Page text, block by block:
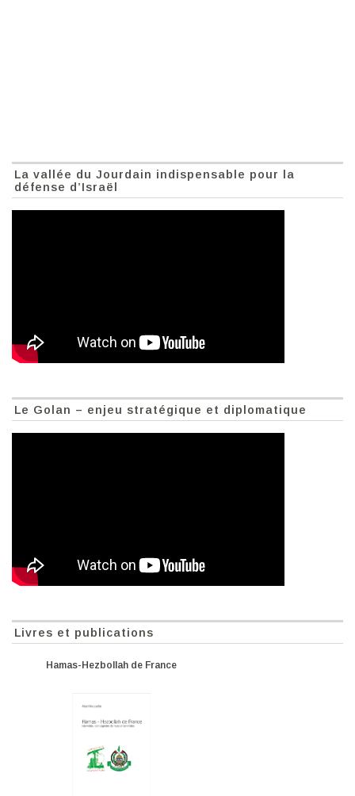
La vallée du Jourdain indispensable pour la
défense d’Israël
Le Golan – enjeu stratégique et diplomatique
Livres et publications
Hamas-Hezbollah de France